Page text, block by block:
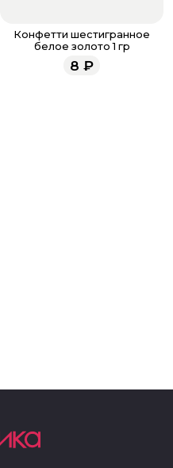
Конфетти шестигранное
белое золото 1 гр
8 ₽